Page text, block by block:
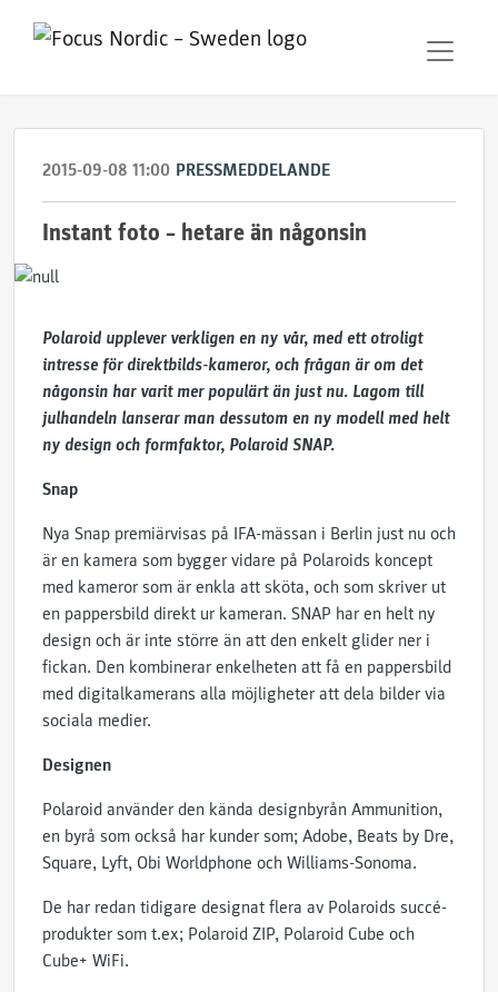
2015-09-08 11:00 PRESSMEDDELANDE
Instant foto – hetare än någonsin
Polaroid upplever verkligen en ny vår, med ett otroligt
intresse för direktbilds-kameror, och frågan är om det
någonsin har varit mer populärt än just nu. Lagom till
julhandeln lanserar man dessutom en ny modell med helt
ny design och formfaktor, Polaroid SNAP.
Snap
Nya Snap premiärvisas på IFA-mässan i Berlin just nu och
är en kamera som bygger vidare på Polaroids koncept
med kameror som är enkla att sköta, och som skriver ut
en pappersbild direkt ur kameran. SNAP har en helt ny
design och är inte större än att den enkelt glider ner i
fickan. Den kombinerar enkelheten att få en pappersbild
med digitalkamerans alla möjligheter att dela bilder via
sociala medier.
Designen
Polaroid använder den kända designbyrån Ammunition,
en byrå som också har kunder som; Adobe, Beats by Dre,
Square, Lyft, Obi Worldphone och Williams-Sonoma.
De har redan tidigare designat flera av Polaroids succé-
produkter som t.ex; Polaroid ZIP, Polaroid Cube och
Cube+ WiFi.